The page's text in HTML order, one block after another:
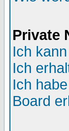
Private
Ich
Ich
Ich
Board